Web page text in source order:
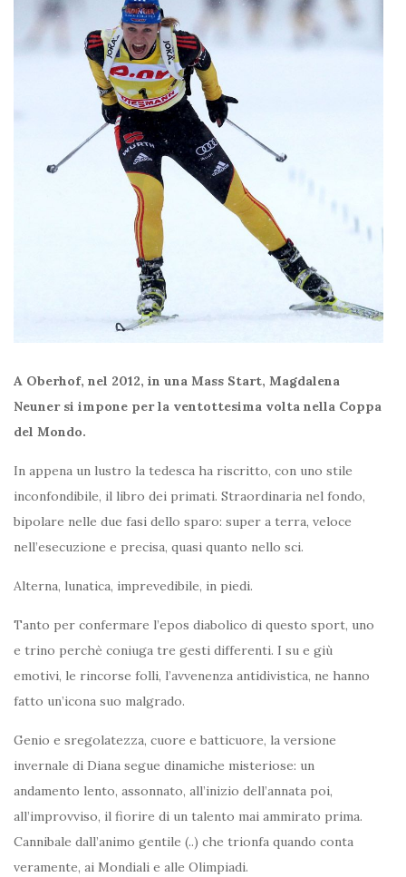
A Oberhof, nel 2012, in una Mass Start, Magdalena
Neuner si impone per la ventottesima volta nella Coppa
del Mondo.
In appena un lustro la tedesca ha riscritto, con uno stile
inconfondibile, il libro dei primati. Straordinaria nel fondo,
bipolare nelle due fasi dello sparo: super a terra, veloce
nell’esecuzione e precisa, quasi quanto nello sci.
Alterna, lunatica, imprevedibile, in piedi.
Tanto per confermare l’epos diabolico di questo sport, uno
e trino perchè coniuga tre gesti differenti. I su e giù
emotivi, le rincorse folli, l’avvenenza antidivistica, ne hanno
fatto un’icona suo malgrado.
Genio e sregolatezza, cuore e batticuore, la versione
invernale di Diana segue dinamiche misteriose: un
andamento lento, assonnato, all’inizio dell’annata poi,
all’improvviso, il fiorire di un talento mai ammirato prima.
Cannibale dall’animo gentile (..) che trionfa quando conta
veramente, ai Mondiali e alle Olimpiadi.